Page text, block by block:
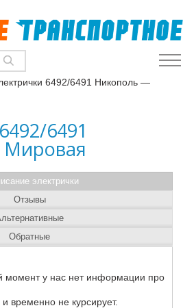
6492/6491 Никополь —
6491
электрички
момент у нас нет информации про
временно не курсирует.
Отзывы
Обратные